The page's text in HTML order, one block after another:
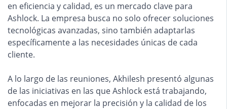
en eficiencia y calidad, es un mercado clave para
Ashlock. La empresa busca no solo ofrecer soluciones
tecnológicas avanzadas, sino también adaptarlas
específicamente a las necesidades únicas de cada
cliente.
A lo largo de las reuniones, Akhilesh presentó algunas
de las iniciativas en las que Ashlock está trabajando,
enfocadas en mejorar la precisión y la calidad de los